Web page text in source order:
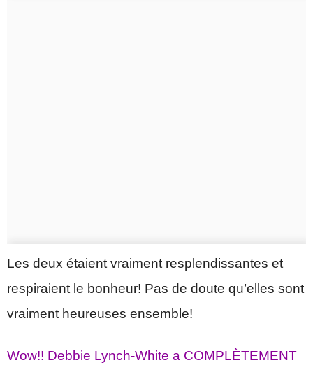
Les deux étaient vraiment resplendissantes et
respiraient le bonheur! Pas de doute qu’elles sont
vraiment heureuses ensemble!
Wow!! Debbie Lynch-White a COMPLÈTEMENT